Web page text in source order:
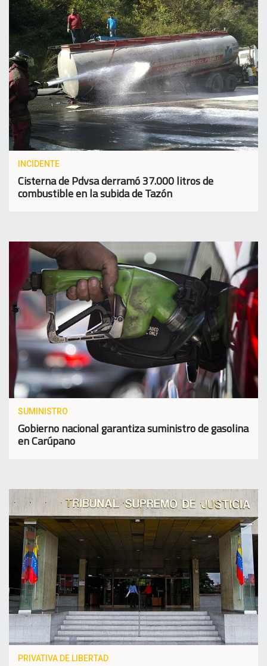
INCIDENTE
Cisterna de Pdvsa derramó 37.000 litros de
combustible en la subida de Tazón
SUMINISTRO
Gobierno nacional garantiza suministro de gasolina
en Carúpano
PRIVATIVA DE LIBERTAD